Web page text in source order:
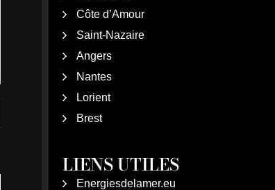
Côte d’Amour
Saint-Nazaire
Angers
Nantes
Lorient
Brest
LIENS UTILES
Energiesdelamer.eu